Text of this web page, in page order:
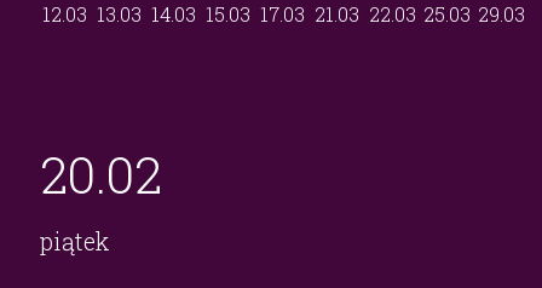
12.03 13.03 14.03 15.03 17.03 21.03 22.03 25.03 29.03
20.02
piątek